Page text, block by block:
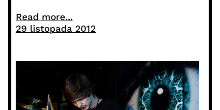
Read more...
29 listopada 2012